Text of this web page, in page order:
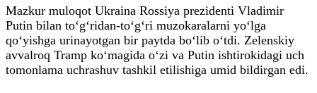
Mazkur muloqot Ukraina Rossiya prezidenti Vladimir
Putin bilan to‘g‘ridan-to‘g‘ri muzokaralarni yo‘lga
qo‘yishga urinayotgan bir paytda bo‘lib o‘tdi. Zelenskiy
avvalroq Tramp ko‘magida o‘zi va Putin ishtirokidagi uch
tomonlama uchrashuv tashkil etilishiga umid bildirgan edi.